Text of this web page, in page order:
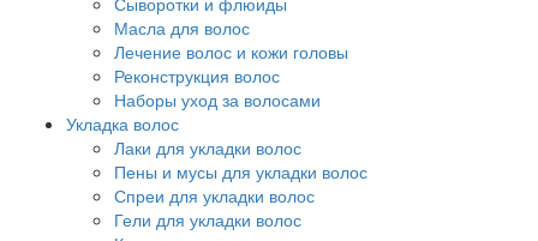
Масла для волос
Лечение волос и кожи головы
Реконструкция волос
Наборы уход за волосами
Укладка волос
Лаки для укладки волос
Пены и мусы для укладки волос
Спреи для укладки волос
Гели для укладки волос